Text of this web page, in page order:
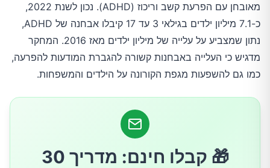
הבדלים דמוגרפיים וסוציו-אקונומיים
טיפול והשלכות עתידיות
מאובחן עם הפרעת קשב וריכוז (ADHD). נכון לשנת 2022,
כ-7.1 מיליון ילדים בגילאי 3 עד 17 קיבלו אבחנה של ADHD,
נתון שמצביע על עלייה של מיליון ילדים מאז 2016. המחקר
מדגיש כי העלייה באבחנות קשורה להגברת המודעות להפרעה,
כמו גם להשפעות מגפת הקורונה על הילדים והמשפחות.
🎁 קבלו חינם: מדריך 30